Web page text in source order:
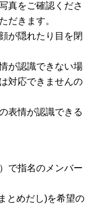
真をご確認くださ
だきます。
が隠れたり目を閉
が認識できない場
対応できませんの
表情が認識できる
で指名のメンバー
とめだし)を希望の